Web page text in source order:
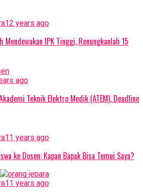
12 years ago
Mendewakan IPK Tinggi, Renungkanlah 15
ago
Teknik Elektro Medik (ATEM), Deadline
11 years ago
ke Dosen: Kapan Bapak Bisa Temui Saya?
11 years ago